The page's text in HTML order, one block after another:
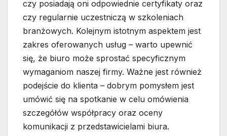
czy posiadają oni odpowiednie certyfikaty oraz
czy regularnie uczestniczą w szkoleniach
branżowych. Kolejnym istotnym aspektem jest
zakres oferowanych usług – warto upewnić
się, że biuro może sprostać specyficznym
wymaganiom naszej firmy. Ważne jest również
podejście do klienta – dobrym pomysłem jest
umówić się na spotkanie w celu omówienia
szczegółów współpracy oraz oceny
komunikacji z przedstawicielami biura.